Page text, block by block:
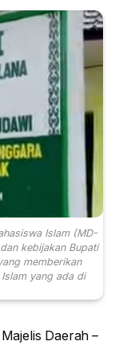
Islam (MD-
kebijakan Bupati
memberikan
yang ada di
Daerah –